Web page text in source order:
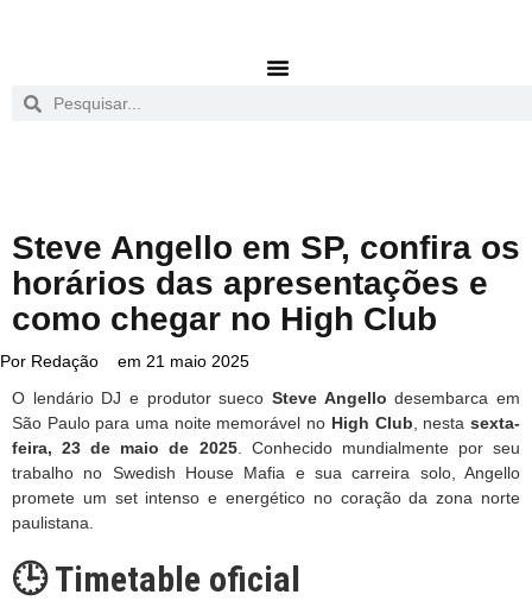
Steve Angello em SP, confira os
horários das apresentações e
como chegar no High Club
Por Redação em 21 maio 2025
O lendário DJ e produtor sueco Steve Angello desembarca em
São Paulo para uma noite memorável no High Club , nestasexta-
feira, 23 de maio de 2025. Conhecido mundialmente por seu
trabalho no Swedish House Mafia e sua carreira solo, Angello
promete um set intenso e energético no coração da zona norte
paulistana.
🕒 Timetable oficial